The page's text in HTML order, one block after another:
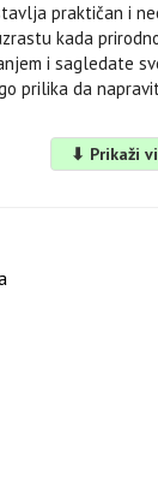
praktičan i
kada
i sagledate
prilika da
⬇ Prikaži